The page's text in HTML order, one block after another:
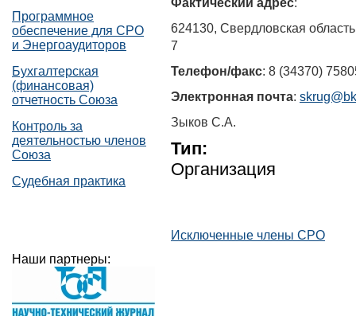
Программное
обеспечение для СРО
и Энергоаудиторов
Бухгалтерская
(финансовая)
отчетность Союза
Контроль за
деятельностью членов
Союза
Судебная практика
Наши партнеры:
624130, Свердловская
7
Телефон/факс: 8 (34370)
Электронная почта:
Зыков С.А.
Тип:
Организация
Исключенные члены СРО